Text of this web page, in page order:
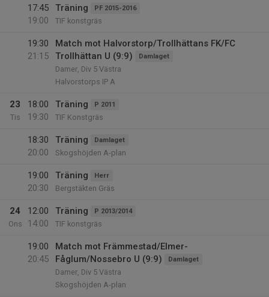
17:45
19:00
Träning PF 2015-2016
TIF konstgräs
19:30
21:15
Match mot Halvorstorp/Trollhättans FK/FC
Trollhättan U (9:9)
Damlaget
Damer, Div 5 Västra
Halvorstorps IP A
23
Tis
18:00
19:30
Träning P 2011
TIF Konstgräs
18:30
20:00
Träning Damlaget
Skogshöjden A-plan
19:00
20:30
Träning Herr
Bergstäkten Gräs
24
Ons
12:00
14:00
Träning P 2013/2014
TIF konstgräs
19:00
20:45
Match mot Främmestad/Elmer-
Fåglum/Nossebro U (9:9)
Damlaget
Damer, Div 5 Västra
Skogshöjden A-plan